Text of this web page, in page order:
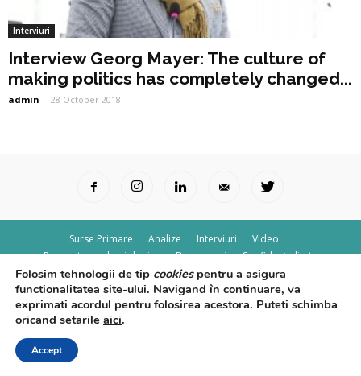
Interviuri
Interview Georg Mayer: The culture of
making politics has completely changed...
admin - 28 October 2018
Surse Primare Analize Interviuri
Video
Rapoarte epidemiologice
Despre noi Confidențialitate
© Powered by Control F5
Folosim tehnologii de tip cookiespentru a asigura
functionalitatea site-ului. Navigand în continuare, va
exprimati acordul pentru folosirea acestora. Puteti schimba
oricand setarile aici.
Accept